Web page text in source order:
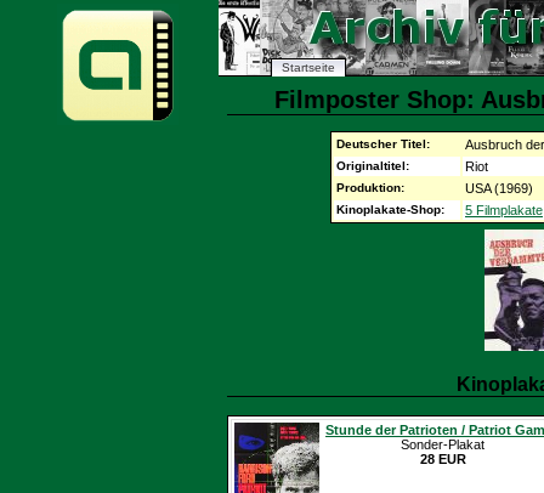
Startseite
Filmposter Shop:
Deutscher Titel: Ausbruch
Originaltitel: Riot
Produktion: USA (1969)
Kinoplakate-Shop: 5 Filmplakate
Stunde der Patrioten / Patriot
Sonder-Plakat
28 EUR